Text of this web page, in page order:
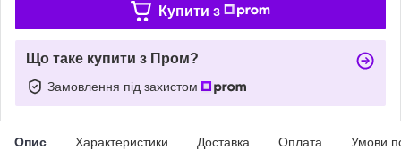
Купити з
Що таке купити з Пром?
Замовлення під захистом
Опис Характеристики Доставка Оплата Умови